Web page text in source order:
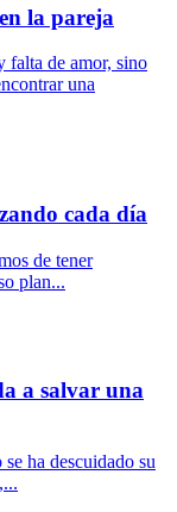
la pareja
falta de amor, sino
una
cada día
de tener
plan...
a salvar una
ha descuidado su